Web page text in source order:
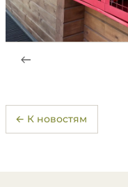
← К новостям